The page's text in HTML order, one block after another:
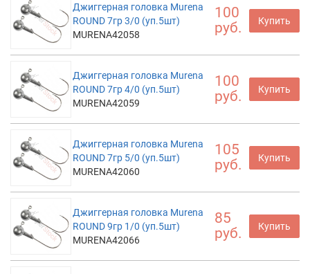
Джиггерная головка Murena
ROUND 7гр 3/0 (уп.5шт)
MURENA42058
100
руб.
Купить
Джиггерная головка Murena
ROUND 7гр 4/0 (уп.5шт)
MURENA42059
100
руб.
Купить
Джиггерная головка Murena
ROUND 7гр 5/0 (уп.5шт)
MURENA42060
105
руб.
Купить
Джиггерная головка Murena
ROUND 9гр 1/0 (уп.5шт)
MURENA42066
85
руб.
Купить